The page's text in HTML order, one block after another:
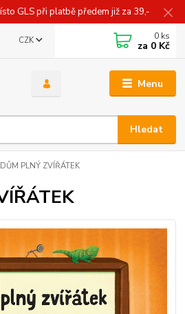
GLS při platbě předem již za 39,-
Menu
CZK
Hledat
0 ks
za 0 Kč
DŮM PLNÝ ZVÍŘÁTEK